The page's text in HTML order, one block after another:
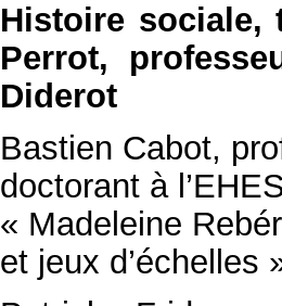
Histoire sociale,
Perrot,
Diderot
Bastien Cabot,
doctorant à
« Madeleine
et jeux d’échelles